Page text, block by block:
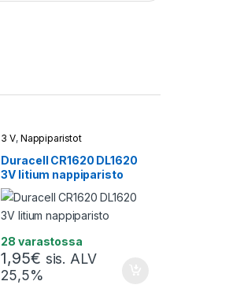
3 V, Nappiparistot
Duracell CR1620 DL1620
3V litium nappiparisto
28 varastossa
1,95€ sis. ALV
25,5%